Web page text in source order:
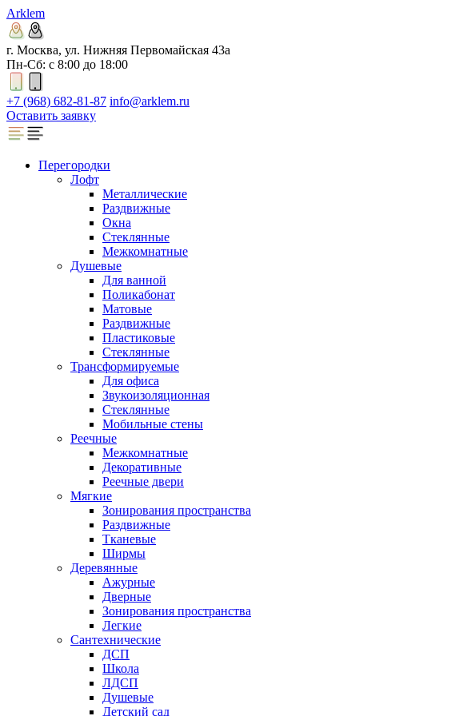
Arklem
г. Москва, ул. Нижняя Первомайская 43а
Пн-Сб: с 8:00 до 18:00
+7 (968) 682-81-87 info@arklem.ru
Оставить заявку
Перегородки
Лофт
Металлические
Раздвижные
Окна
Стеклянные
Межкомнатные
Душевые
Для ванной
Поликабонат
Матовые
Раздвижные
Пластиковые
Стеклянные
Трансформируемые
Для офиса
Звукоизоляционная
Стеклянные
Мобильные стены
Реечные
Межкомнатные
Декоративные
Реечные двери
Мягкие
Зонирования пространства
Раздвижные
Тканевые
Ширмы
Деревянные
Ажурные
Дверные
Зонирования пространства
Легкие
Сантехнические
ДСП
Школа
ЛДСП
Душевые
Детский сад